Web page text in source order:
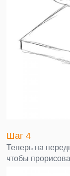
Шаг 4
Теперь на
чтобы